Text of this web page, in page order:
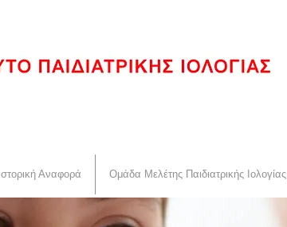
Ιστορική Αναφορά Ομάδα Μελέτης Παιδιατρικής Ιολογίας